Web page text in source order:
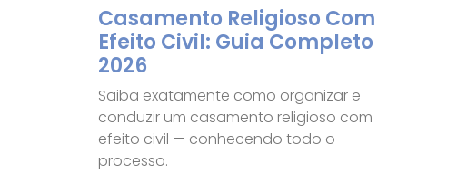
Casamento Religioso Com
Efeito Civil: Guia Completo
2026
Saiba exatamente como organizar e
conduzir um casamento religioso com
efeito civil — conhecendo todo o
processo.